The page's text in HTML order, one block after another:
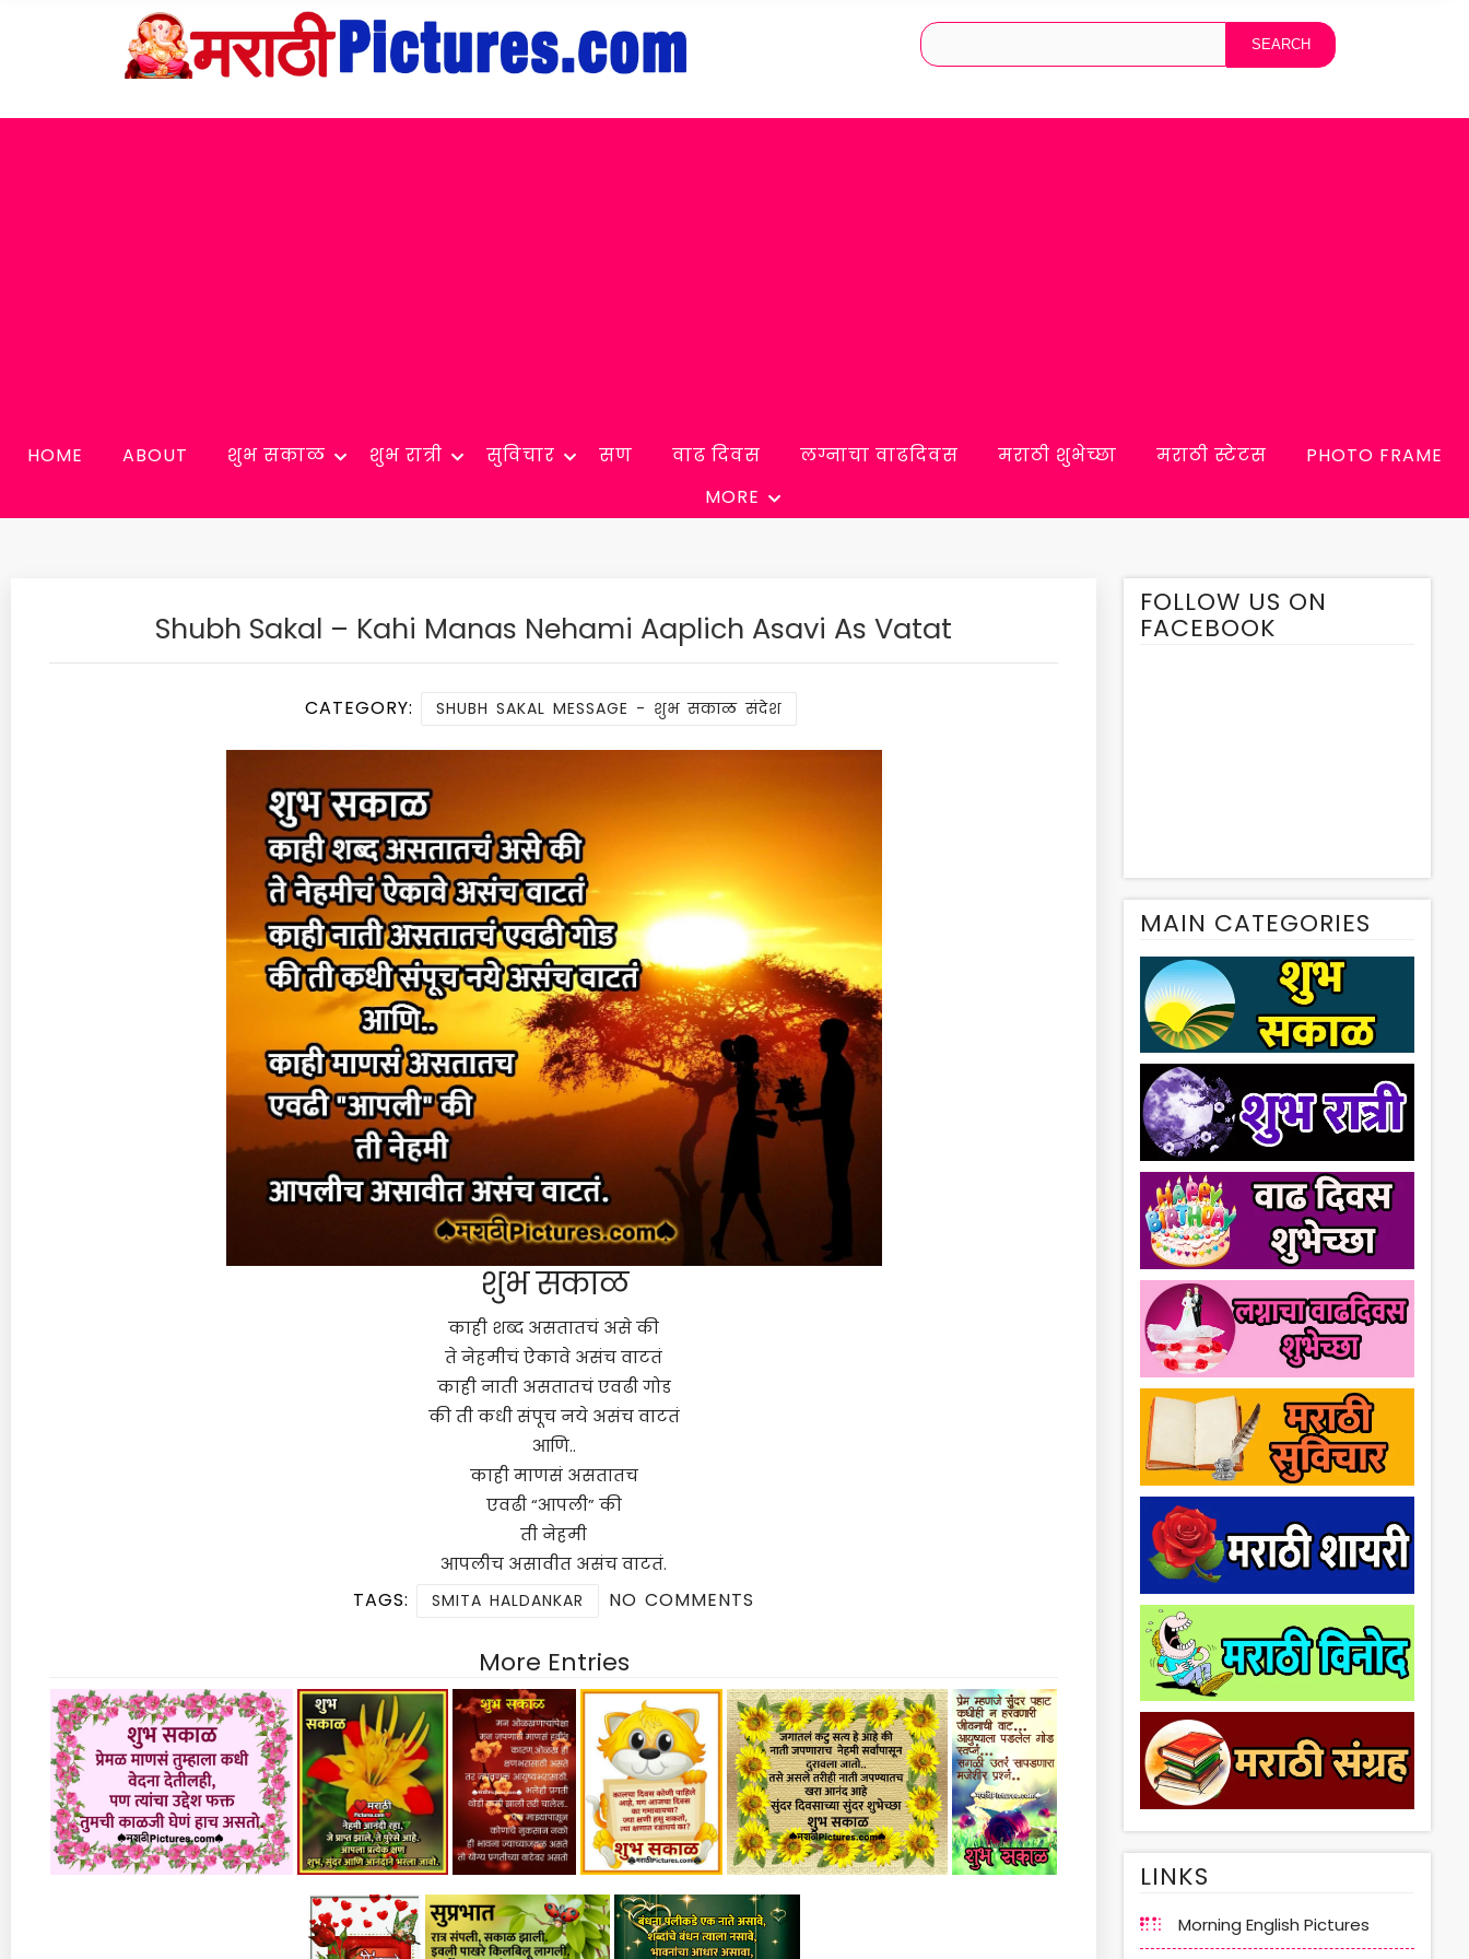
HOME ABOUT शुभ सकाळ शुभ रात्री सुविचार सण वाढ दिवस लग्नाचा वाढदिवस मराठी शुभेच्छा मराठी स्टेटस
PHOTO FRAME
MORE
Shubh Sakal – Kahi Manas Nehami Aaplich Asavi As Vatat
CATEGORY: SHUBH SAKAL MESSAGE - शुभ सकाळ संदेश
शुभ सकाळ
काही शब्द असतातचं असे की
ते नेहमीचं ऐकावे असंच वाटतं
काही नाती असतातचं एवढी गोड
की ती कधी संपूच नये असंच वाटतं
आणि..
काही माणसं असतातच
एवढी “आपली” की
ती नेहमी
आपलीच असावीत असंच वाटतं.
TAGS: SMITA HALDANKAR NO COMMENTS
More Entries
FOLLOW US ON
FACEBOOK
MAIN CATEGORIES
LINKS
Morning English Pictures